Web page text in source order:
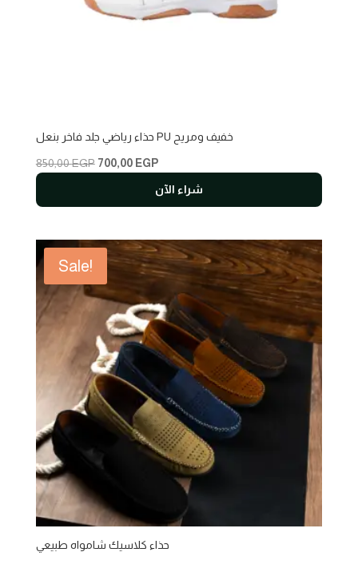
حذاء رياضي جلد فاخر بنعل PU خفيف ومريح
850,00EGP Original
700,00 EGPCurrent
is:
شراء الآن
Sale!
حذاء كلاسيك شامواه طبيعي